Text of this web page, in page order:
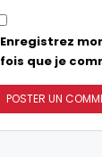
Enregistrez
fois que je